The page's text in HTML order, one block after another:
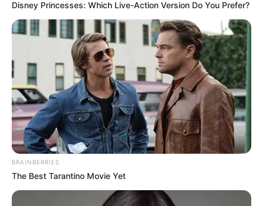
ΣΠΑΜΕ ΤΟ ΜΑΤΡΙΞ – ΤΟ ΒΙΒΛΙΟ
Disney Princesses: Which Live-Action Version Do You Prefer?
BRAINBERRIES
The Best Tarantino Movie Yet